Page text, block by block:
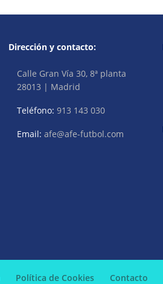
Dirección y contacto:
Calle Gran Vía 30, 8ª planta
28013 | Madrid
Teléfono: 913 143 030
Email: afe@afe-futbol.com
Política de Cookies Contacto